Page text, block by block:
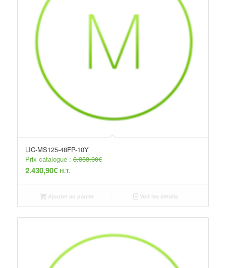
LIC-MS125-48FP-10Y
Prix catalogue :3.353,00€
2.430,90€ H.T.
Ajouter au panier Voir les détails